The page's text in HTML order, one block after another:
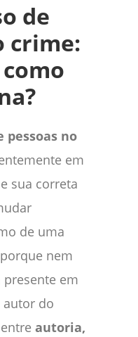
de
crime:
pessoas no
em
sua correta
de uma
nem
em
autor do
autoria,